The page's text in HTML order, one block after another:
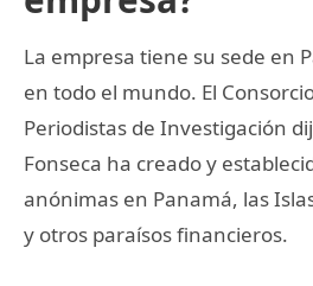
La empresa tiene su sede en
en todo el mundo. El
Periodistas de Investigación
Fonseca ha creado y
anónimas en Panamá, las
y otros paraísos financieros.